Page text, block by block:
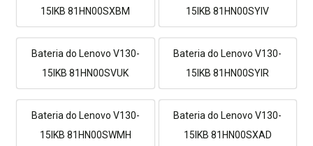
15IKB 81HN00SXBM
15IKB 81HN00SYIV
Bateria do Lenovo V130-
15IKB 81HN00SVUK
Bateria do Lenovo V130-
15IKB 81HN00SYIR
Bateria do Lenovo V130-
15IKB 81HN00SWMH
Bateria do Lenovo V130-
15IKB 81HN00SXAD